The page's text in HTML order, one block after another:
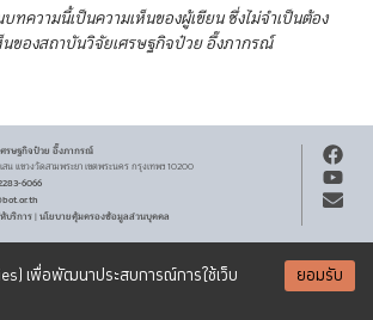
เพื่อพัฒนาประสบการณ์การใช้เว็บ
ยอมรับ
ทความนี้เป็นความเห็นของผู้เขียน ซึ่งไม่จำเป็นต้อง
ของสถาบันวิจัยเศรษฐกิจป๋วยอึ๊งภากรณ์
รษฐกิจป๋วย อึ๊งภากรณ์
สนแขวงวัดสามพระยาเขตพระนครกรุงเทพฯ 10200
6066
บริการ|นโยบายคุ้มครองข้อมูลส่วนบุคคล
ใต้สัญญาอนุญาตCreative Commons
3.0 Unported license SUBSCRIBE